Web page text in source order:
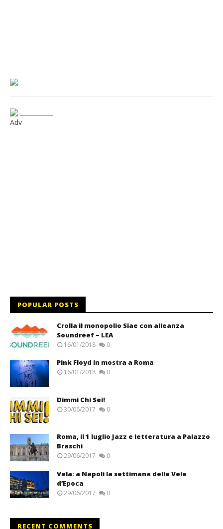
Adv
POPULAR POSTS
Crolla il monopolio Siae con alleanza
Soundreef – LEA
16/01/2018 0
Pink Floyd in mostra a Roma
16/01/2018 0
Dimmi Chi Sei!
30/06/2017 0
Roma, il 1 luglio Jazz e letteratura a Palazzo
Braschi
29/06/2017 0
Vela: a Napoli la settimana delle Vele
d’Epoca
29/06/2017 0
RECENT COMMENTS